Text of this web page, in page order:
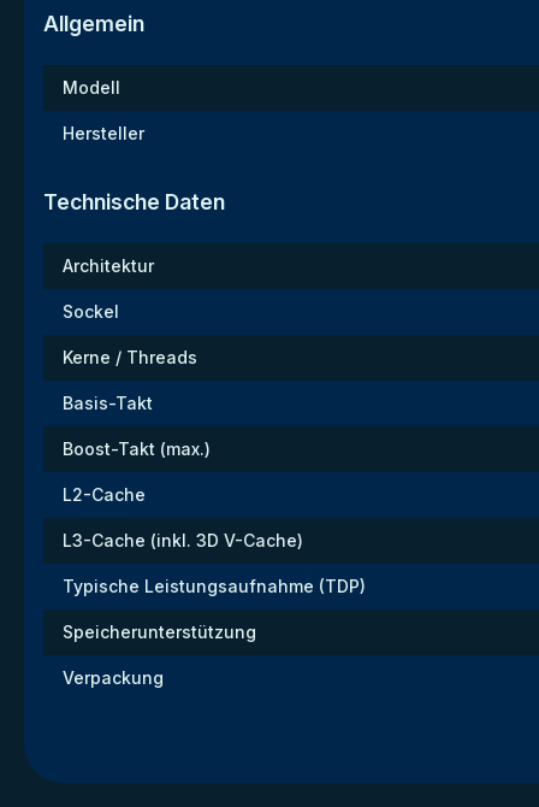
Allgemein
Modell
Hersteller
Technische Daten
Architektur
Sockel
Kerne / Threads
Basis-Takt
Boost-Takt (max.)
L2-Cache
L3-Cache (inkl. 3D V-Cache)
Typische Leistungsaufnahme (TDP)
Speicherunterstützung
Verpackung